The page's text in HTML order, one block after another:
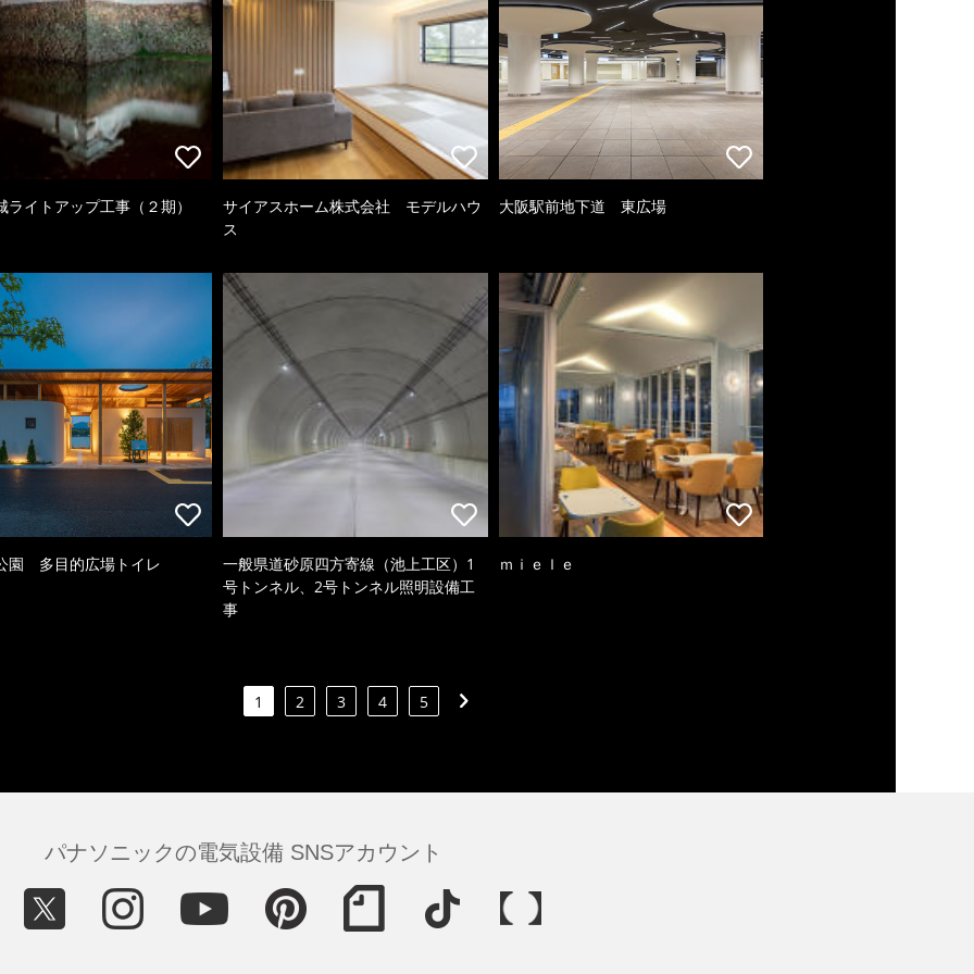
ライトアップ工事（２期）
サイアスホーム株式会社 モデルハウ
ス
大阪駅前地下道 東広場
園 多目的広場トイレ
一般県道砂原四方寄線（池上工区）1
号トンネル、2号トンネル照明設備工
事
ｍｉｅｌｅ
1 2 3 4 5
パナソニックの電気設備 SNSアカウント